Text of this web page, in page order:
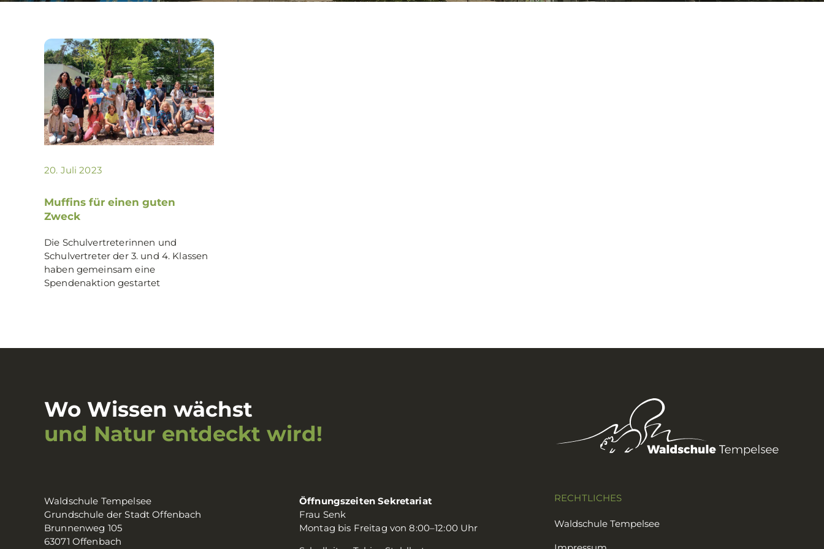
20. Juli 2023
Muffins für einen guten
Zweck
Die Schulvertreterinnen und
Schulvertreter der 3. und 4. Klassen
haben gemeinsam eine
Spendenaktion gestartet
Wo Wissen wächst
und Natur entdeckt wird!
Waldschule Tempelsee
Grundschule der Stadt Offenbach
Brunnenweg 105
63071 Offenbach
Öffnungszeiten Sekretariat
Frau Senk
Montag bis Freitag von 8:00–12:00 Uhr
RECHTLICHES
Waldschule Tempelsee